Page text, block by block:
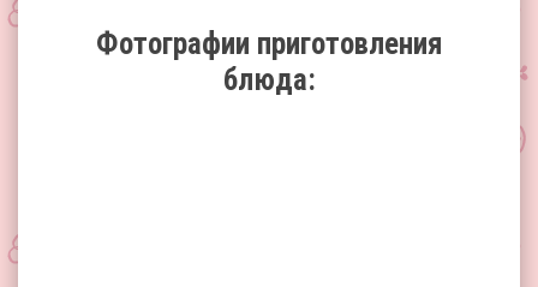
Фотографии приготовления
блюда: